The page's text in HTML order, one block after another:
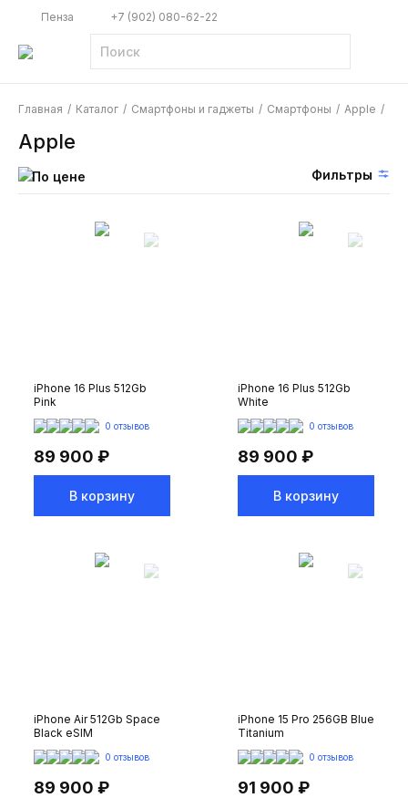
Пенза +7 (902) 080-62-22
Главная / Каталог / Смартфоны и гаджеты / Смартфоны / Apple /
Apple
По цене Фильтры
iPhone 16 Plus 512Gb
Pink
0 отзывов
89 900 ₽
В корзину
iPhone 16 Plus 512Gb
White
0 отзывов
89 900 ₽
В корзину
iPhone Air 512Gb Space
Black eSIM
0 отзывов
89 900 ₽
iPhone 15 Pro 256GB Blue
Titanium
0 отзывов
91 900 ₽